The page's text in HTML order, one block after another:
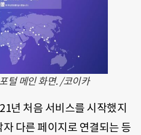
털 메인 화면. /코이카
년 처음 서비스를 시작했지
다른 페이지로 연결되는 등